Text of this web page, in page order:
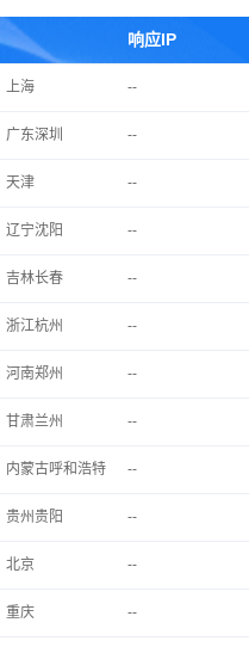
响应IP
上海 --
广东深圳 --
天津 --
辽宁沈阳 --
吉林长春 --
浙江杭州 --
河南郑州 --
甘肃兰州 --
内蒙古呼和浩特 --
贵州贵阳 --
北京 --
重庆 --